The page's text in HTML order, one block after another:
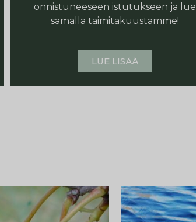
onnistuneeseen istutukseen ja lue
samalla taimitakuustamme!
LUE LISÄÄ